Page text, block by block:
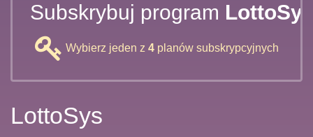
Subskrybuj program
Wybierz jeden z 4planów subskrypcyjnych
LottoSys